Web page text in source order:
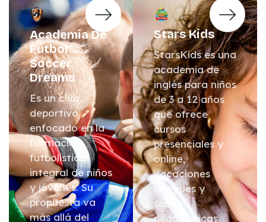
Academia De
Fútbol
Soccer
Dreams
Es un club
deportivo
enfocado en la
formación
futbolística
integral de niños
y jóvenes. Su
propuesta va
más allá del
Stars Kids
StarsKids es una
academia de
inglés para niños
de 3 a 12 años
que ofrece
cursos
presenciales y
online,
vacaciones
bilingües y
salidas
pedagógicas.